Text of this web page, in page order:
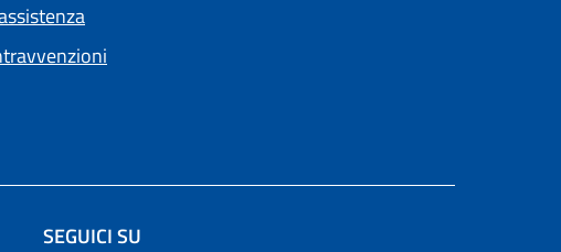
SEGUICI SU